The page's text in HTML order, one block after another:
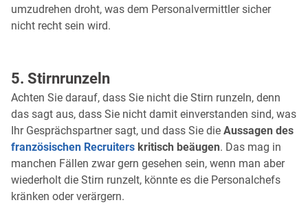
umzudrehen droht, was dem Personalvermittler sicher
nicht recht sein wird.
5. Stirnrunzeln
Achten Sie darauf, dass Sie nicht die Stirn runzeln, denn
das sagt aus, dass Sie nicht damit einverstanden sind, was
Ihr Gesprächspartner sagt, und dass Sie die Aussagen des
französischen Recruiters kritisch beäugen. Das mag in
manchen Fällen zwar gern gesehen sein, wenn man aber
wiederholt die Stirn runzelt, könnte es die Personalchefs
kränken oder verärgern.